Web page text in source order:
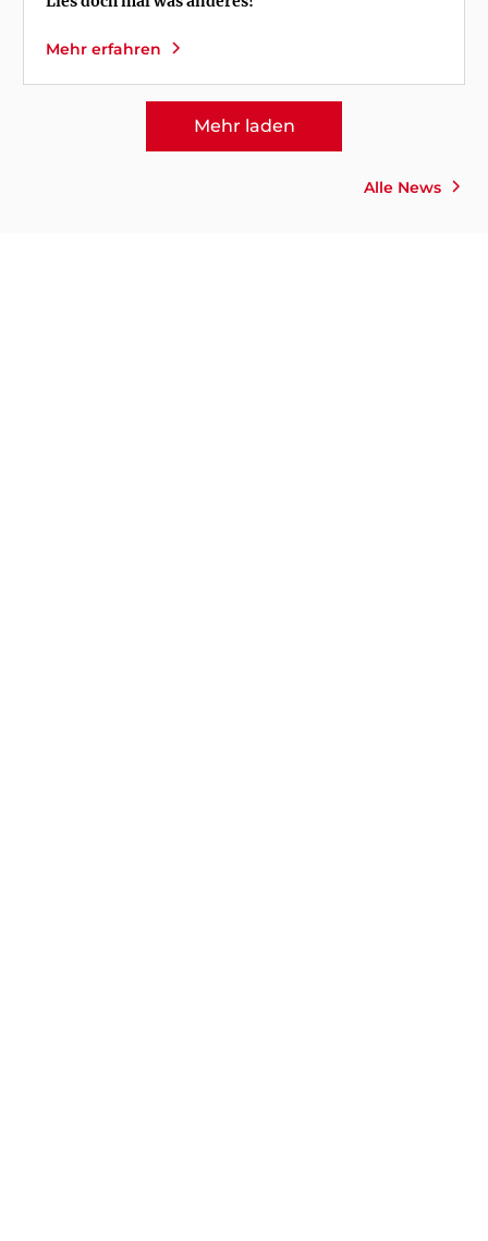
Alle News
Mehr erfahren
Mehr laden